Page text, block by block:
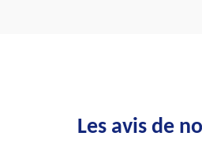
Les avis de